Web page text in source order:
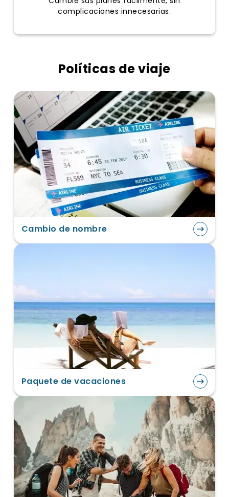
complicaciones innecesarias.
Políticas de viaje
Cambio de nombre
Paquete de vacaciones